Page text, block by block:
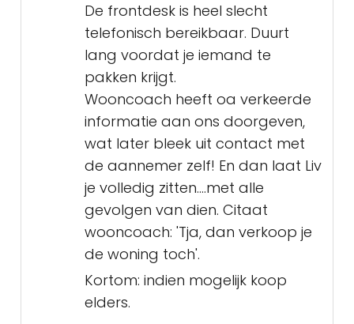
De frontdesk is heel slecht
telefonisch bereikbaar. Duurt
lang voordat je iemand te
pakken krijgt.
Wooncoach heeft oa verkeerde
informatie aan ons doorgeven,
wat later bleek uit contact met
de aannemer zelf! En dan laat Liv
je volledig zitten....met alle
gevolgen van dien. Citaat
wooncoach: 'Tja, dan verkoop je
de woning toch'.
Kortom: indien mogelijk koop
elders.